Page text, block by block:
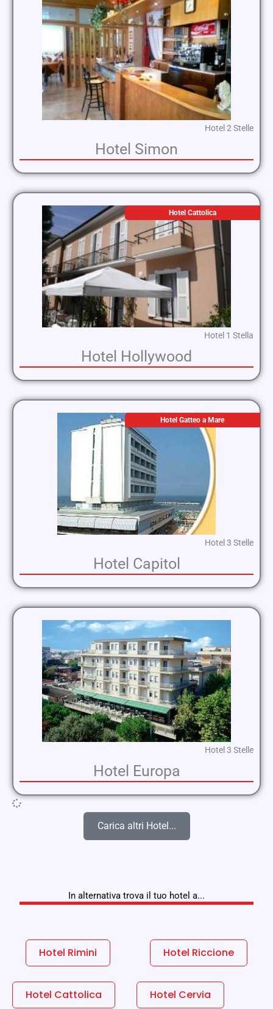
Hotel 2 Stelle
Hotel Simon
Hotel Cattolica
Hotel 1 Stella
Hotel Hollywood
Hotel Gatteo a Mare
Hotel 3 Stelle
Hotel Capitol
Hotel 3 Stelle
Hotel Europa
Carica altri Hotel...
In alternativa trova il tuo hotel a...
Hotel Rimini Hotel Riccione
Hotel Cattolica Hotel Cervia